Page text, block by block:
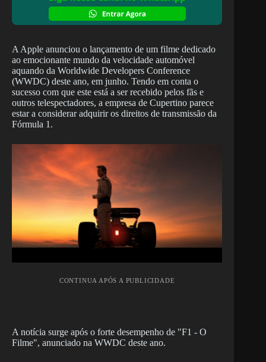
A Apple anunciou o lançamento de um filme dedicado
ao emocionante mundo da velocidade automóvel
aquando da Worldwide Developers Conference
(WWDC) deste ano, em junho. Tendo em conta o
sucesso com que este está a ser recebido pelos fãs e
outros telespectadores, a empresa de Cupertino parece
estar a considerar adquirir os direitos de transmissão da
Fórmula 1.
CONTINUA APÓS A PUBLICIDADE
A notícia surge após o forte desempenho de "F1 - O
Filme", anunciado na WWDC deste ano.